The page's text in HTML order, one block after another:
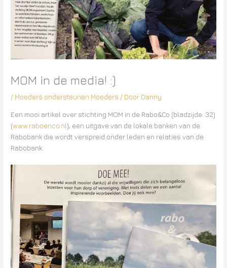
MOM in de media! :)
/ Moeders ondersteunen Moeders / Door Danny
Een mooi artikel over stichting MOM in de Rabo&Co (bladzijde: 32)
(www.raboenco.nl), een uitgave van de lokale banken van de
Rabobank die wordt verspreid onder leden en relaties van de
Rabobank.